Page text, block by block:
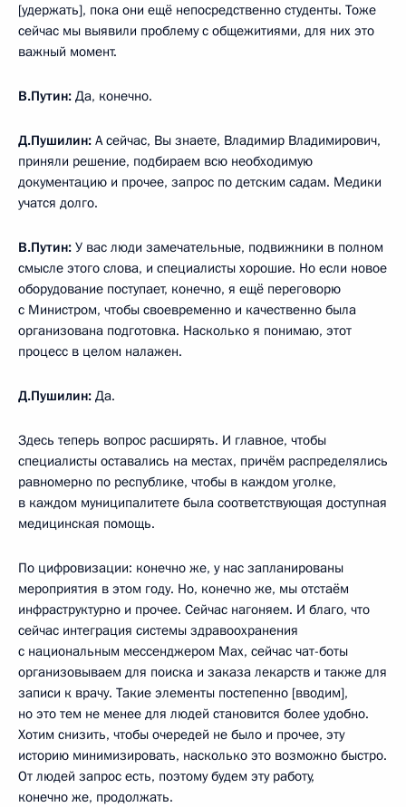
[удержать], пока они ещё непосредственно студенты. Тоже
сейчас мы выявили проблему с общежитиями, для них это
важный момент.
В.Путин: Да, конечно.
Д.Пушилин: А сейчас, Вы знаете, Владимир Владимирович,
приняли решение, подбираем всю необходимую
документацию и прочее, запрос по детским садам. Медики
учатся долго.
В.Путин: У вас люди замечательные, подвижники в полном
смысле этого слова, и специалисты хорошие. Но если новое
оборудование поступает, конечно, я ещё переговорю
с Министром, чтобы своевременно и качественно была
организована подготовка. Насколько я понимаю, этот
процесс в целом налажен.
Д.Пушилин: Да.
Здесь теперь вопрос расширять. И главное, чтобы
специалисты оставались на местах, причём распределялись
равномерно по республике, чтобы в каждом уголке,
в каждом муниципалитете была соответствующая доступная
медицинская помощь.
По цифровизации: конечно же, у нас запланированы
мероприятия в этом году. Но, конечно же, мы отстаём
инфраструктурно и прочее. Сейчас нагоняем. И благо, что
сейчас интеграция системы здравоохранения
с национальным мессенджером Mах, сейчас чат-боты
организовываем для поиска и заказа лекарств и также для
записи к врачу. Такие элементы постепенно [вводим],
но это тем не менее для людей становится более удобно.
Хотим снизить, чтобы очередей не было и прочее, эту
историю минимизировать, насколько это возможно быстро.
От людей запрос есть, поэтому будем эту работу,
конечно же, продолжать.